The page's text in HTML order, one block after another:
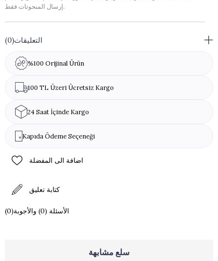
إرسال المنحوتات فقط.
التعليقات(0)
%100 Orijinal Ürün
100 TL Üzeri Ücretsiz Kargo
24 Saat İçinde Kargo
Kapıda Ödeme Seçeneği
اضافة الى المفضلة
كتابة تعليق
(0)الأسئلة (0) والأجوبة
سلع مشابهة